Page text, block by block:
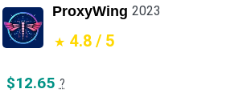
ProxyWing 2023
4.8 / 5
$12.65 ?